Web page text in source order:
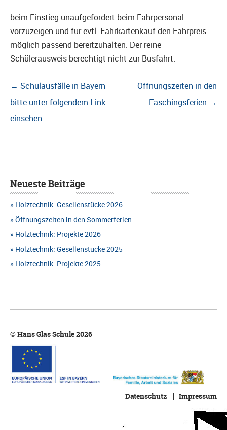
beim Einstieg unaufgefordert beim Fahrpersonal
vorzuzeigen und für evtl. Fahrkartenkauf den Fahrpreis
möglich passend bereitzuhalten. Der reine
Schülerausweis berechtigt nicht zur Busfahrt.
Beitragsnavigation
← Schulausfälle in Bayern
bitte unter folgendem Link
einsehen
Öffnungszeiten in den
Faschingsferien →
Neueste Beiträge
Holztechnik: Gesellenstücke 2026
Öffnungszeiten in den Sommerferien
Holztechnik: Projekte 2026
Holztechnik: Gesellenstücke 2025
Holztechnik: Projekte 2025
© Hans Glas Schule 2026
Datenschutz Impressum